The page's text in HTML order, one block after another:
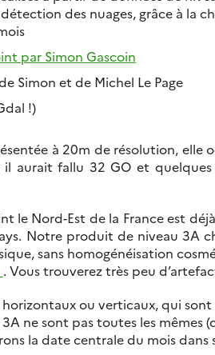
des nuages, grâce à la
par Simon Gascoin
Simon et de Michel Le Page
!)
à 20m de résolution, elle
aurait fallu 32 GO et quelques
le Nord-Est de la France est
Notre produit de niveau 3A
sans homogénéisation
. Vous trouverez très peu
ou verticaux, qui
ne sont pas toutes les mêmes
la date centrale du mois